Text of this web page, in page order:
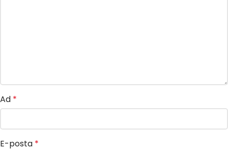
Ad *
E-posta *